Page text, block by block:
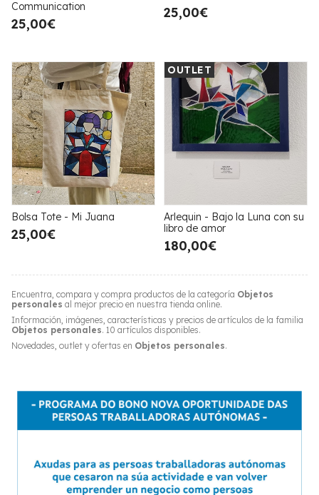
Encuentra, compara y compra productos de la categoría Objetos
personales al mejor precio en nuestra tienda online.
Información, imágenes, características y precios de artículos de la familia
Objetos personales. 10 artículos disponibles.
Novedades, outlet y ofertas en Objetos personales.
Communication
25,00€
25,00€
Bolsa Tote - Mi Juana
25,00€
OUTLET
Arlequin - Bajo la Luna con su
libro de amor
180,00€